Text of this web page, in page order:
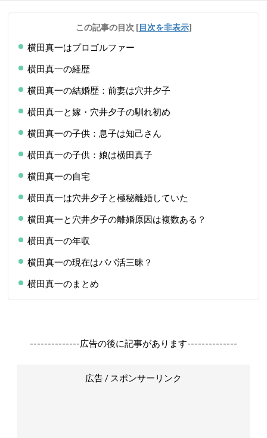
この記事の目次 [目次を非表示]
横田真一はプロゴルファー
横田真一の経歴
横田真一の結婚歴：前妻は穴井夕子
横田真一と嫁・穴井夕子の馴れ初め
横田真一の子供：息子は知己さん
横田真一の子供：娘は横田真子
横田真一の自宅
横田真一は穴井夕子と極秘離婚していた
横田真一と穴井夕子の離婚原因は複数ある？
横田真一の年収
横田真一の現在はパパ活三昧？
横田真一のまとめ
--------------広告の後に記事があります--------------
広告 / スポンサーリンク